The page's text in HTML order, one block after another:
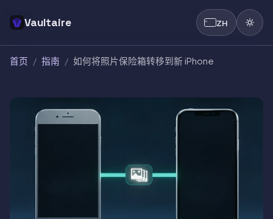
Vaultaire ZH
首页 / 指南 / 如何将照片保险箱转移到新 iPhone